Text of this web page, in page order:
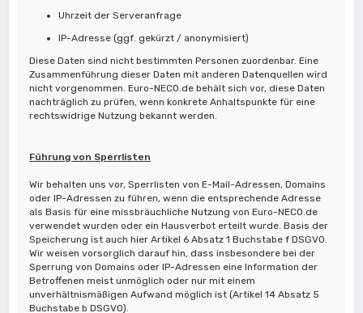
Uhrzeit der Serveranfrage
IP-Adresse (ggf. gekürzt / anonymisiert)
Diese Daten sind nicht bestimmten Personen zuordenbar. Eine
Zusammenführung dieser Daten mit anderen Datenquellen wird
nicht vorgenommen. Euro-NECO.de behält sich vor, diese Daten
nachträglich zu prüfen, wenn konkrete Anhaltspunkte für eine
rechtswidrige Nutzung bekannt werden.
Führung von Sperrlisten
Wir behalten uns vor, Sperrlisten von E-Mail-Adressen, Domains
oder IP-Adressen zu führen, wenn die entsprechende Adresse
als Basis für eine missbräuchliche Nutzung von Euro-NECO.de
verwendet wurden oder ein Hausverbot erteilt wurde. Basis der
Speicherung ist auch hier Artikel 6 Absatz 1 Buchstabe f DSGVO.
Wir weisen vorsorglich darauf hin, dass insbesondere bei der
Sperrung von Domains oder IP-Adressen eine Information der
Betroffenen meist unmöglich oder nur mit einem
unverhältnismäßigen Aufwand möglich ist (Artikel 14 Absatz 5
Buchstabe b DSGVO).